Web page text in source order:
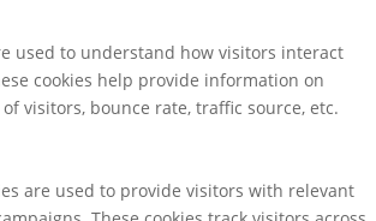
used to understand how visitors interact
cookies help provide information on
visitors, bounce rate, traffic source, etc.
are used to provide visitors with relevant